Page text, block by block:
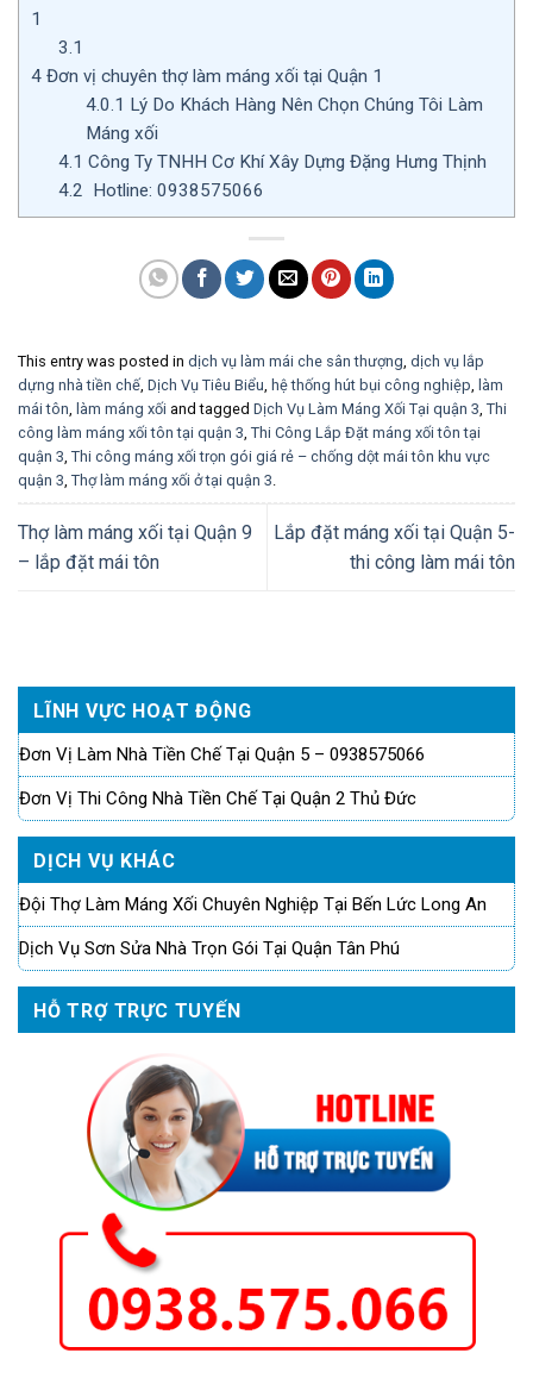
1
3.1
4 Đơn vị chuyên thợ làm máng xối tại Quận 1
4.0.1 Lý Do Khách Hàng Nên Chọn Chúng Tôi Làm
Máng xối
4.1 Công Ty TNHH Cơ Khí Xây Dựng Đặng Hưng Thịnh
4.2 Hotline: 0938575066
This entry was posted in dịch vụ làm mái che sân thượng, dịch vụ lắp
dựng nhà tiền chế, Dịch Vụ Tiêu Biểu, hệ thống hút bụi công nghiệp, làm
mái tôn, làm máng xối and tagged Dịch Vụ Làm Máng Xối Tại quận 3, Thi
công làm máng xối tôn tại quận 3, Thi Công Lắp Đặt máng xối tôn tại
quận 3, Thi công máng xối trọn gói giá rẻ – chống dột mái tôn khu vực
quận 3, Thợ làm máng xối ở tại quận 3.
Thợ làm máng xối tại Quận 9
– lắp đặt mái tôn
Lắp đặt máng xối tại Quận 5-
thi công làm mái tôn
LĨNH VỰC HOẠT ĐỘNG
Đơn Vị Làm Nhà Tiền Chế Tại Quận 5 – 0938575066
Đơn Vị Thi Công Nhà Tiền Chế Tại Quận 2 Thủ Đức
DỊCH VỤ KHÁC
Đội Thợ Làm Máng Xối Chuyên Nghiệp Tại Bến Lức Long An
Dịch Vụ Sơn Sửa Nhà Trọn Gói Tại Quận Tân Phú
HỖ TRỢ TRỰC TUYẾN